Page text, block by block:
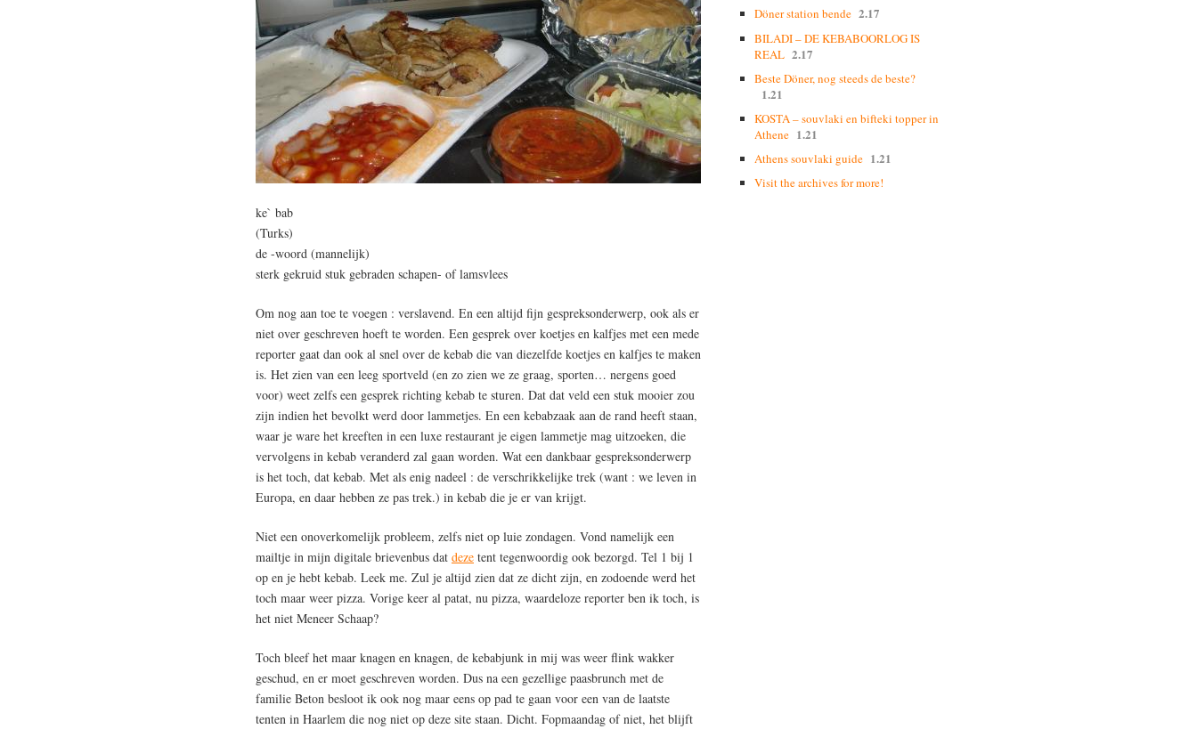
ke` bab
(Turks)
de -woord (mannelijk)
sterk gekruid stuk gebraden schapen- of lamsvlees
Om nog aan toe te voegen : verslavend. En een altijd fijn gespreksonderwerp, ook als er
niet over geschreven hoeft te worden. Een gesprek over koetjes en kalfjes met een mede
reporter gaat dan ook al snel over de kebab die van diezelfde koetjes en kalfjes te maken
is. Het zien van een leeg sportveld (en zo zien we ze graag, sporten… nergens goed
voor) weet zelfs een gesprek richting kebab te sturen. Dat dat veld een stuk mooier zou
zijn indien het bevolkt werd door lammetjes. En een kebabzaak aan de rand heeft staan,
waar je ware het kreeften in een luxe restaurant je eigen lammetje mag uitzoeken, die
vervolgens in kebab veranderd zal gaan worden. Wat een dankbaar gespreksonderwerp
is het toch, dat kebab. Met als enig nadeel : de verschrikkelijke trek (want : we leven in
Europa, en daar hebben ze pas trek.) in kebab die je er van krijgt.
Niet een onoverkomelijk probleem, zelfs niet op luie zondagen. Vond namelijk een
mailtje in mijn digitale brievenbus dat deze tent tegenwoordig ook bezorgd. Tel 1 bij 1
op en je hebt kebab. Leek me. Zul je altijd zien dat ze dicht zijn, en zodoende werd het
toch maar weer pizza. Vorige keer al patat, nu pizza, waardeloze reporter ben ik toch, is
het niet Meneer Schaap?
Toch bleef het maar knagen en knagen, de kebabjunk in mij was weer flink wakker
geschud, en er moet geschreven worden. Dus na een gezellige paasbrunch met de
familie Beton besloot ik ook nog maar eens op pad te gaan voor een van de laatste
tenten in Haarlem die nog niet op deze site staan. Dicht. Fopmaandag of niet, het blijft
Döner station bende 2.17
BILADI – DE KEBABOORLOG IS
REAL 2.17
Beste Döner, nog steeds de beste?
1.21
KOSTA – souvlaki en bifteki topper in
Athene 1.21
Athens souvlaki guide 1.21
Visit the archives for more!